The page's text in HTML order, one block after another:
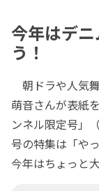
今年はデ
う！
朝ドラや人気
萌音さんが表紙
ンネル限定号」
号の特集は「や
今年はちょっと